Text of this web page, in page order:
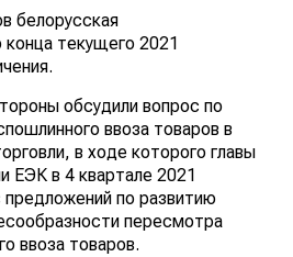
белорусская
текущего 2021
обсудили вопрос по
ввоза товаров в
в ходе которого главы
ЕЭК в 4 квартале 2021
предложений по развитию
пересмотра
ввоза товаров.